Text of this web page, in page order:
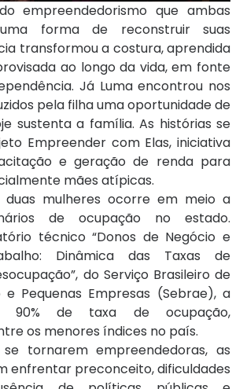
empreendedorismo que ambas
forma de reconstruir suas
transformou a costura, aprendida
ao longo da vida, em fonte
Já Luma encontrou nos
pela filha uma oportunidade de
sustenta a família. As histórias se
Empreender com Elas, iniciativa
e geração de renda para
mães atípicas.
duas mulheres ocorre em meio a
de ocupação no estado.
técnico “Donos de Negócio e
Dinâmica das Taxas de
do Serviço Brasileiro de
Pequenas Empresas (Sebrae), a
90% de taxa de ocupação,
os menores índices no país.
tornarem empreendedoras, as
enfrentar preconceito, dificuldades